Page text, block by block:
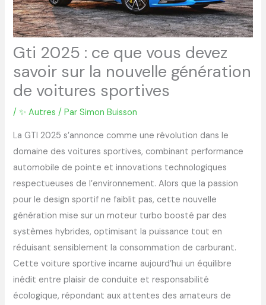
Gti 2025 : ce que vous devez
savoir sur la nouvelle génération
de voitures sportives
/✨ Autres / ParSimon Buisson
La GTI 2025 s’annonce comme une révolution dans le
domaine des voitures sportives, combinant performance
automobile de pointe et innovations technologiques
respectueuses de l’environnement. Alors que la passion
pour le design sportif ne faiblit pas, cette nouvelle
génération mise sur un moteur turbo boosté par des
systèmes hybrides, optimisant la puissance tout en
réduisant sensiblement la consommation de carburant.
Cette voiture sportive incarne aujourd’hui un équilibre
inédit entre plaisir de conduite et responsabilité
écologique, répondant aux attentes des amateurs de